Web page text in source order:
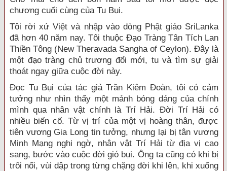
chương cuối cùng của Tu Bụi.
Tôi rời xứ Việt và nhập vào dòng Phật giáo SriLanka
đã hơn 40 năm nay. Tôi thuộc Đạo Tràng Tân Tích Lan
Thiền Tông (New Theravada Sangha of Ceylon). Đây là
một đạo tràng chủ trương đổi mới, tu và tìm sự giải
thoát ngay giữa cuộc đời này.
Đọc Tu Bụi của tác giả Trần Kiêm Đoàn, tôi có cảm
tưởng như nhìn thấy một mảnh bóng dáng của chính
mình qua nhân vật chính là Trí Hải. Đời Trí Hải có
nhiều biến cố. Từ vị trí của một vị hoàng thân, được
tiên vương Gia Long tin tưởng, nhưng lại bị tân vương
Minh Mạng nghi ngờ, nhân vật Trí Hải từ địa vị cao
sang, bước vào cuộc đời gió bụi. Ông ta cũng có khi bị
trôi nổi, vùi dập trong từng chặng đời khi lên, khi xuống